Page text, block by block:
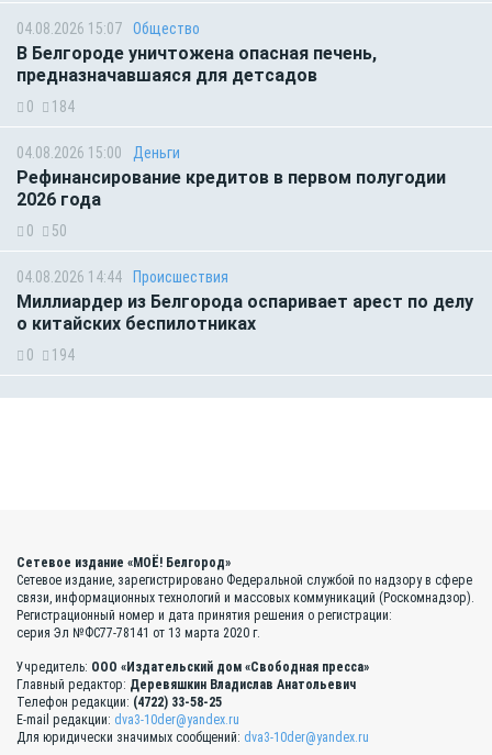
04.08.2026 15:07 Общество
В Белгороде уничтожена опасная печень,
предназначавшаяся для детсадов
0 184
04.08.2026 15:00 Деньги
Рефинансирование кредитов в первом полугодии
2026 года
0 50
04.08.2026 14:44 Происшествия
Миллиардер из Белгорода оспаривает арест по делу
о китайских беспилотниках
0 194
Сетевое издание «МОЁ! Белгород»
Сетевое издание, зарегистрировано Федеральной службой по надзору в сфере
связи, информационных технологий и массовых коммуникаций (Роскомнадзор).
Регистрационный номер и дата принятия решения о регистрации:
серия Эл №ФС77-78141 от 13 марта 2020 г.
Учредитель: ООО «Издательский дом «Свободная пресса»
Главный редактор: Деревяшкин Владислав Анатольевич
Телефон редакции: (4722) 33-58-25
E-mail редакции: dva3-10der@yandex.ru
Для юридически значимых сообщений: dva3-10der@yandex.ru